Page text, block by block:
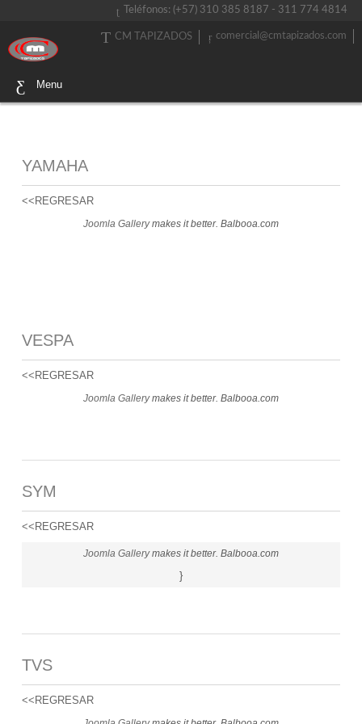
Teléfonos: (+57) 310 385 8187 - 311 774 4814
comercial@cmtapizados.com
CM TAPIZADOS
Menu
YAMAHA
<<REGRESAR
Joomla Gallerymakes it better. Balbooa.com
VESPA
<<REGRESAR
Joomla Gallerymakes it better. Balbooa.com
SYM
<<REGRESAR
Joomla Gallerymakes it better. Balbooa.com
}
TVS
<<REGRESAR